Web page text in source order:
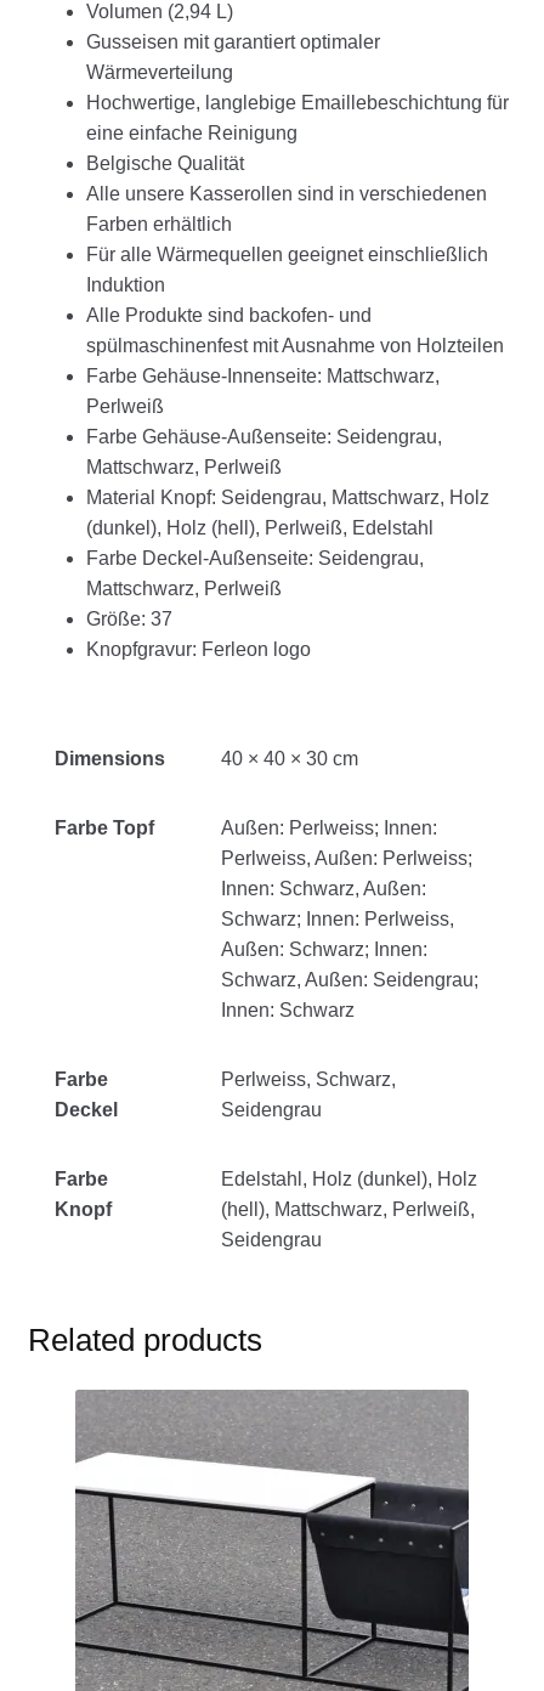
Volumen (2,94 L)
Gusseisen mit garantiert optimaler
Wärmeverteilung
Hochwertige, langlebige Emaillebeschichtung für
eine einfache Reinigung
Belgische Qualität
Alle unsere Kasserollen sind in verschiedenen
Farben erhältlich
Für alle Wärmequellen geeignet einschließlich
Induktion
Alle Produkte sind backofen- und
spülmaschinenfest mit Ausnahme von Holzteilen
Farbe Gehäuse-Innenseite: Mattschwarz,
Perlweiß
Farbe Gehäuse-Außenseite: Seidengrau,
Mattschwarz, Perlweiß
Material Knopf: Seidengrau, Mattschwarz, Holz
(dunkel), Holz (hell), Perlweiß, Edelstahl
Farbe Deckel-Außenseite: Seidengrau,
Mattschwarz, Perlweiß
Größe: 37
Knopfgravur: Ferleon logo
Dimensions 40 × 40 × 30 cm
Farbe Topf
Außen: Perlweiss; Innen:
Perlweiss, Außen: Perlweiss;
Innen: Schwarz, Außen:
Schwarz; Innen: Perlweiss,
Außen: Schwarz; Innen:
Schwarz, Außen: Seidengrau;
Innen: Schwarz
Farbe
Deckel
Perlweiss, Schwarz,
Seidengrau
Farbe
Knopf
Edelstahl, Holz (dunkel), Holz
(hell), Mattschwarz, Perlweiß,
Seidengrau
Related products